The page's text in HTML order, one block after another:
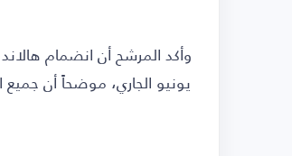
يونيو الجاري، موضحاً أن